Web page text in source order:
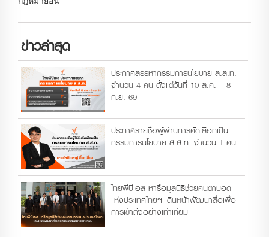
ข่าวล่าสุด
ประกาศสรรหากรรมการนโยบาย ส.ส.ท.
จำนวน 4 คน ตั้งแต่วันที่ 10 ส.ค. – 8
ก.ย. 69
ประกาศรายชื่อผู้ผ่านการคัดเลือกเป็น
กรรมการนโยบาย ส.ส.ท. จำนวน 1 คน
ไทยพีบีเอส หารือมูลนิธิช่วยคนตาบอด
แห่งประเทศไทยฯ เดินหน้าพัฒนาสื่อเพื่อ
การเข้าถึงอย่างเท่าเทียม